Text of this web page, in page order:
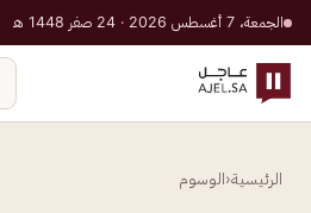
الجمعة، 7 أغسطس 2026 · 24 صفر 1448 هـ
الرئيسية‹الوسوم